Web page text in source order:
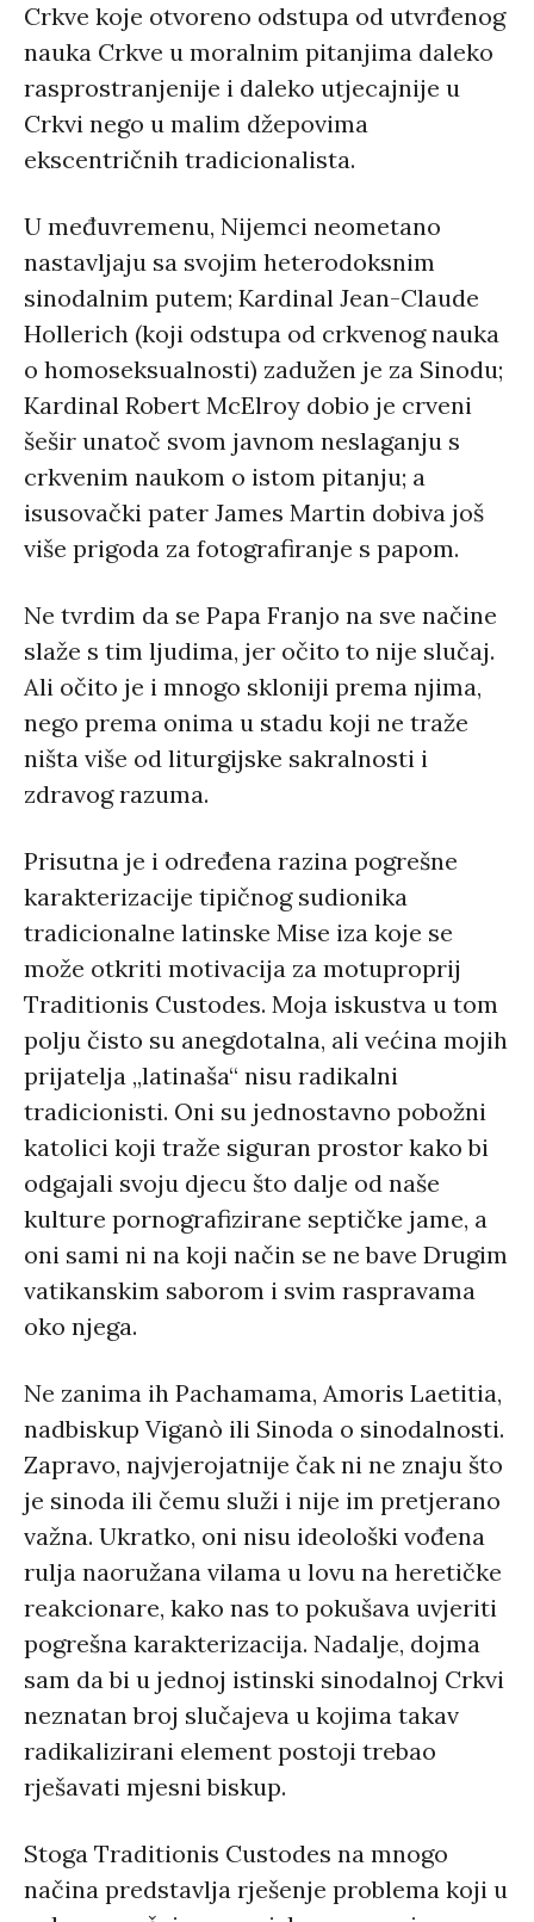
Crkve koje otvoreno odstupa od utvrđenog
nauka Crkve u moralnim pitanjima daleko
rasprostranjenije i daleko utjecajnije u
Crkvi nego u malim džepovima
ekscentričnih tradicionalista.
U međuvremenu, Nijemci neometano
nastavljaju sa svojim heterodoksnim
sinodalnim putem; Kardinal Jean-Claude
Hollerich (koji odstupa od crkvenog nauka
o homoseksualnosti) zadužen je za Sinodu;
Kardinal Robert McElroy dobio je crveni
šešir unatoč svom javnom neslaganju s
crkvenim naukom o istom pitanju; a
isusovački pater James Martin dobiva još
više prigoda za fotografiranje s papom.
Ne tvrdim da se Papa Franjo na sve načine
slaže s tim ljudima, jer očito to nije slučaj.
Ali očito je i mnogo skloniji prema njima,
nego prema onima u stadu koji ne traže
ništa više od liturgijske sakralnosti i
zdravog razuma.
Prisutna je i određena razina pogrešne
karakterizacije tipičnog sudionika
tradicionalne latinske Mise iza koje se
može otkriti motivacija za motuproprij
Traditionis Custodes. Moja iskustva u tom
polju čisto su anegdotalna, ali većina mojih
prijatelja „latinaša“ nisu radikalni
tradicionisti. Oni su jednostavno pobožni
katolici koji traže siguran prostor kako bi
odgajali svoju djecu što dalje od naše
kulture pornografizirane septičke jame, a
oni sami ni na koji način se ne bave Drugim
vatikanskim saborom i svim raspravama
oko njega.
Ne zanima ih Pachamama, Amoris Laetitia,
nadbiskup Viganò ili Sinoda o sinodalnosti.
Zapravo, najvjerojatnije čak ni ne znaju što
je sinoda ili čemu služi i nije im pretjerano
važna. Ukratko, oni nisu ideološki vođena
rulja naoružana vilama u lovu na heretičke
reakcionare, kako nas to pokušava uvjeriti
pogrešna karakterizacija. Nadalje, dojma
sam da bi u jednoj istinski sinodalnoj Crkvi
neznatan broj slučajeva u kojima takav
radikalizirani element postoji trebao
rješavati mjesni biskup.
Stoga Traditionis Custodes na mnogo
načina predstavlja rješenje problema koji u